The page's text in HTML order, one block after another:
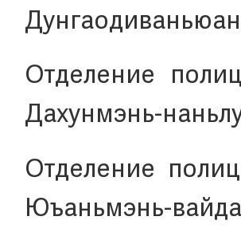
Отделение
Дахунмэнь-
Отделение
Юъаньмэнь-